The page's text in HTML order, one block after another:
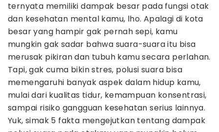
ternyata memiliki dampak besar pada fungsi otak
dan kesehatan mental kamu, lho. Apalagi di kota
besar yang hampir gak pernah sepi, kamu
mungkin gak sadar bahwa suara-suara itu bisa
merusak pikiran dan tubuh kamu secara perlahan.
Tapi, gak cuma bikin stres, polusi suara bisa
memengaruhi banyak aspek dalam hidup kamu,
mulai dari kualitas tidur, kemampuan konsentrasi,
sampai risiko gangguan kesehatan serius lainnya.
Yuk, simak 5 fakta mengejutkan tentang dampak